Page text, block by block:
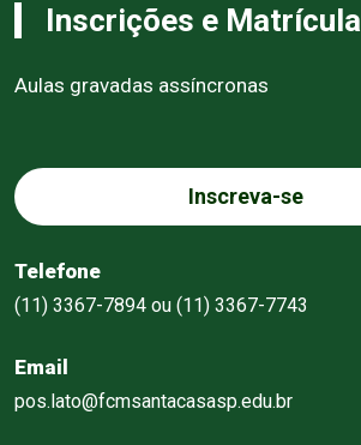
Inscrições e Matrícula
Aulas gravadas assíncronas
Inscreva-se
Telefone
(11) 3367-7894 ou (11) 3367-7743
Email
pos.lato@fcmsantacasasp.edu.br